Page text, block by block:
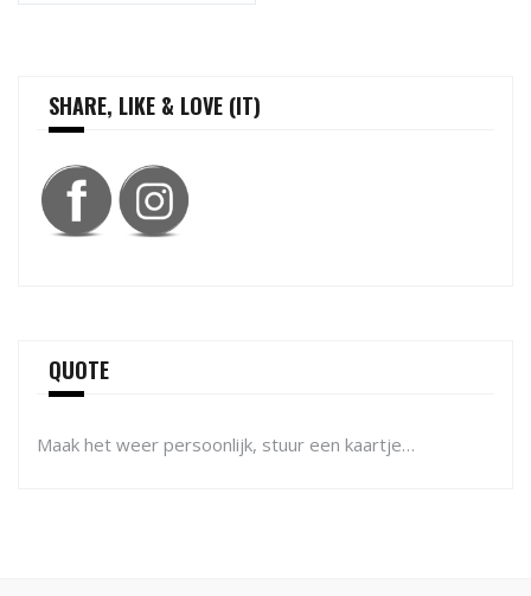
SHARE, LIKE & LOVE (IT)
QUOTE
Maak het weer persoonlijk, stuur een kaartje…